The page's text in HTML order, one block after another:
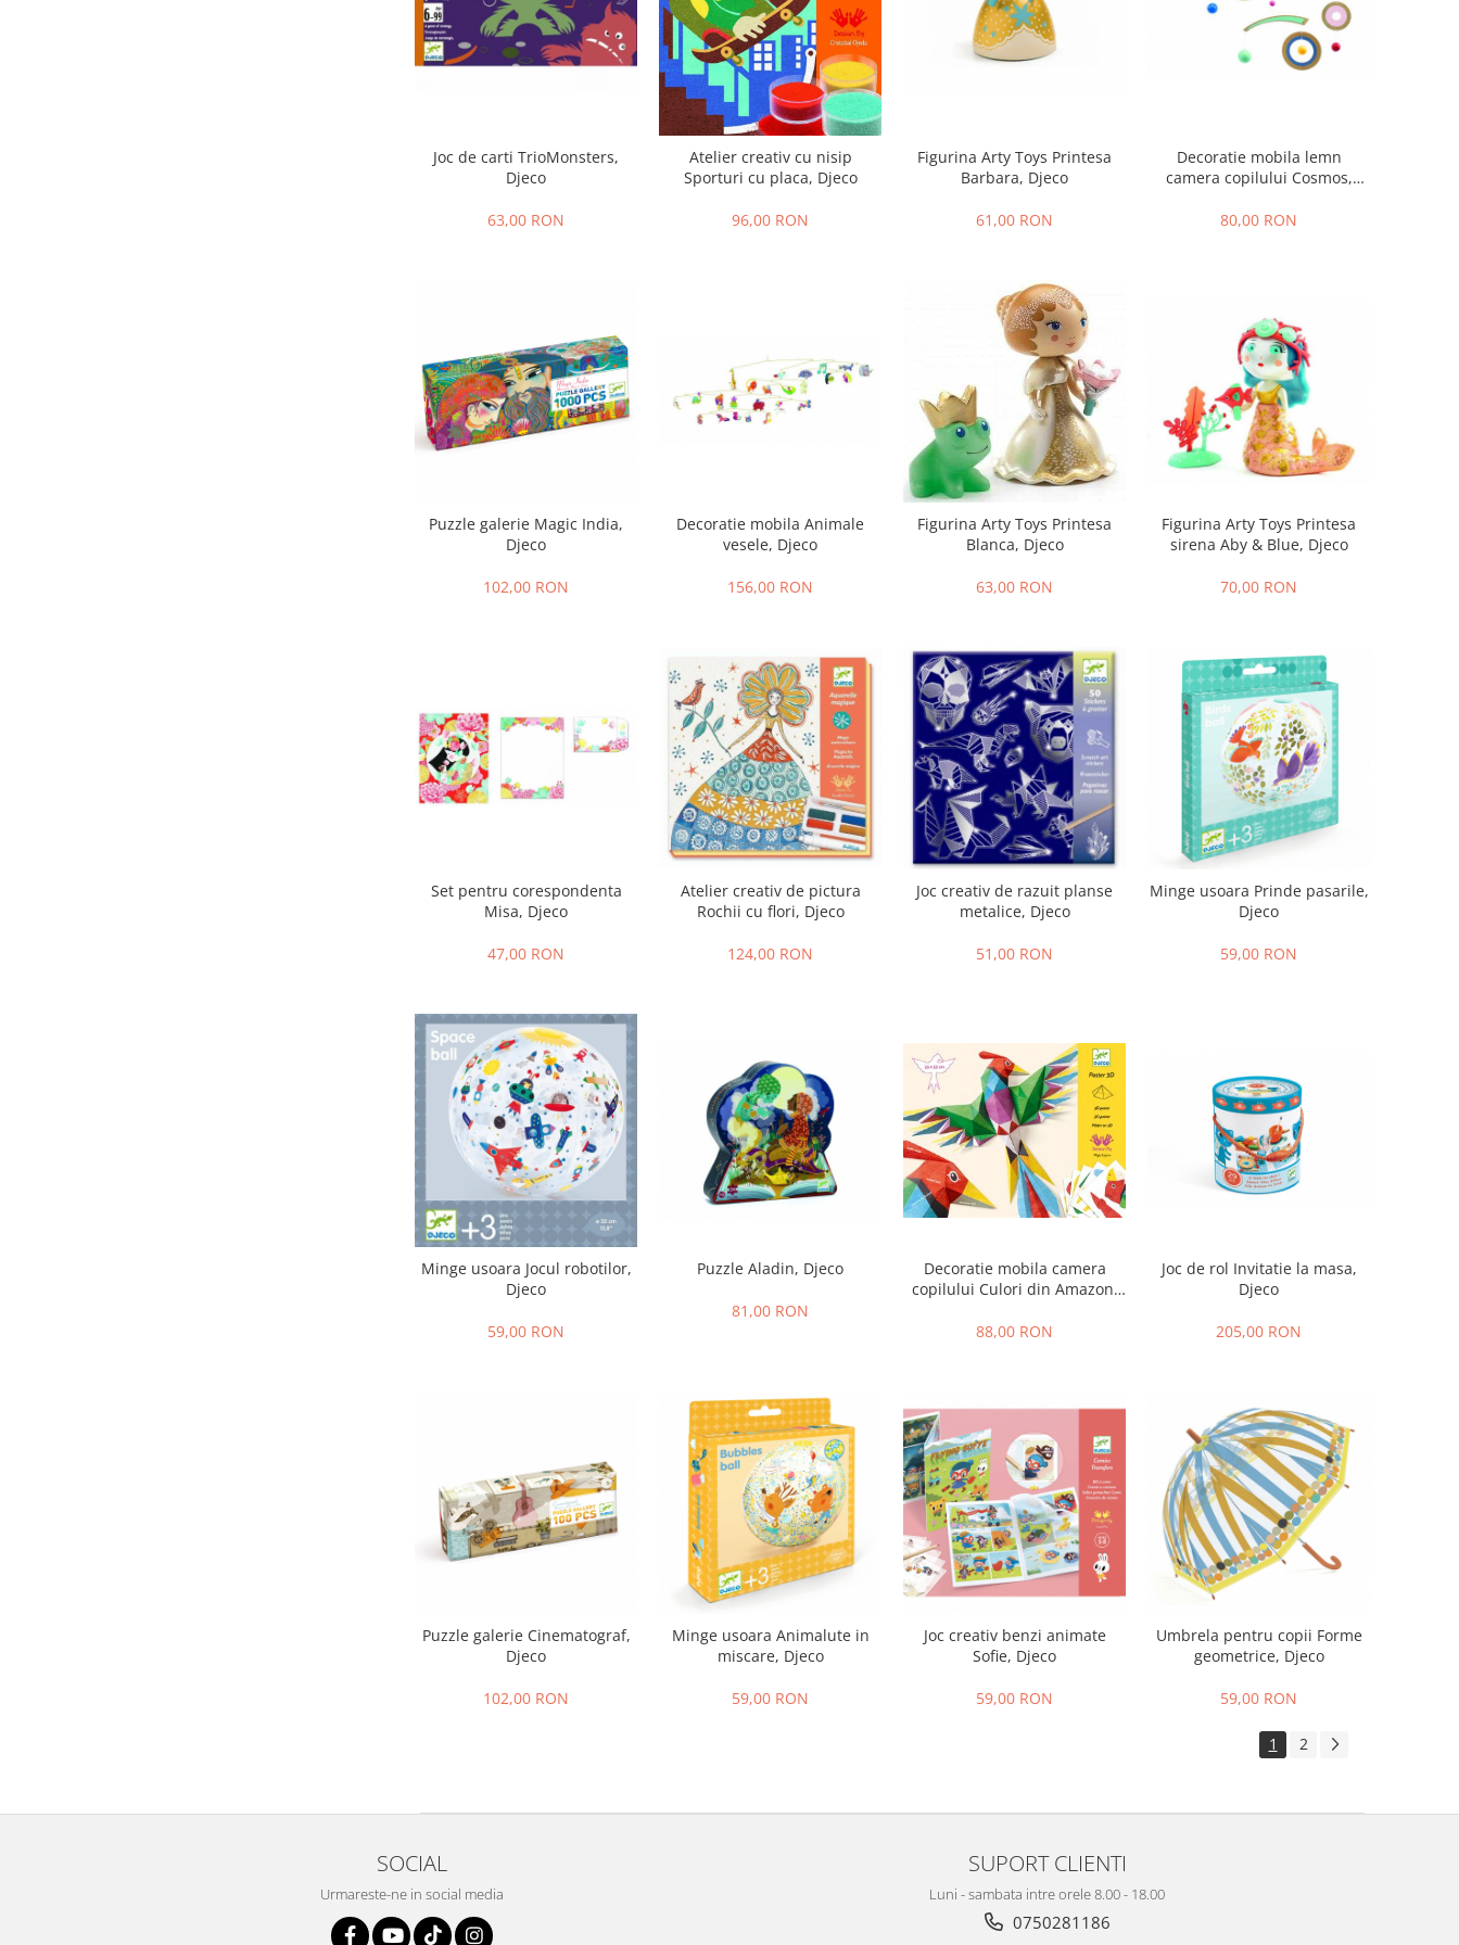
Joc de carti TrioMonsters,
Djeco
63,00 RON
Atelier creativ cu nisip
Sporturi cu placa, Djeco
96,00 RON
Figurina Arty Toys Printesa
Barbara, Djeco
61,00 RON
Decoratie mobila lemn
camera copilului Cosmos,
80,00 RON
Puzzle galerie Magic India,
Djeco
102,00 RON
Decoratie mobila Animale
vesele, Djeco
156,00 RON
Figurina Arty Toys Printesa
Blanca, Djeco
63,00 RON
Figurina Arty Toys Printesa
sirena Aby & Blue, Djeco
70,00 RON
Set pentru corespondenta
Misa, Djeco
47,00 RON
Atelier creativ de pictura
Rochii cu flori, Djeco
124,00 RON
Joc creativ de razuit planse
metalice, Djeco
51,00 RON
Minge usoara Prinde pasarile,
Djeco
59,00 RON
Minge usoara Jocul robotilor,
Djeco
59,00 RON
Puzzle Aladin, Djeco
81,00 RON
Decoratie mobila camera
copilului Culori din Amazon,
88,00 RON
Joc de rol Invitatie la masa,
Djeco
205,00 RON
Puzzle galerie Cinematograf,
Djeco
102,00 RON
Minge usoara Animalute in
miscare, Djeco
59,00 RON
Joc creativ benzi animate
Sofie, Djeco
59,00 RON
Umbrela pentru copii Forme
geometrice, Djeco
59,00 RON
1 2
SOCIAL
Urmareste-ne in social media
SUPORT CLIENTI
Luni - sambata intre orele 8.00 - 18.00
0750281186